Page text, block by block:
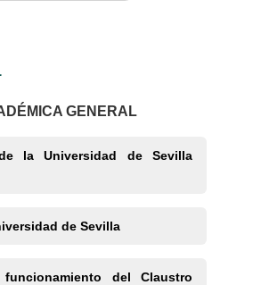
GENERAL
la Universidad de Sevilla
de Sevilla
del Claustro